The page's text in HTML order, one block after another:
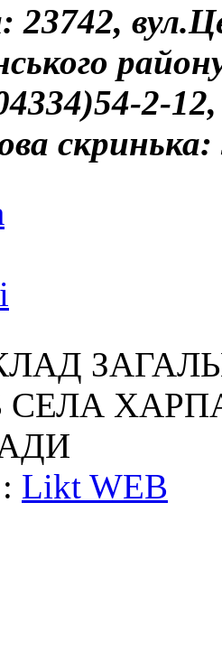
23742,
2-
скринька:
СЕЛА
Likt WEB